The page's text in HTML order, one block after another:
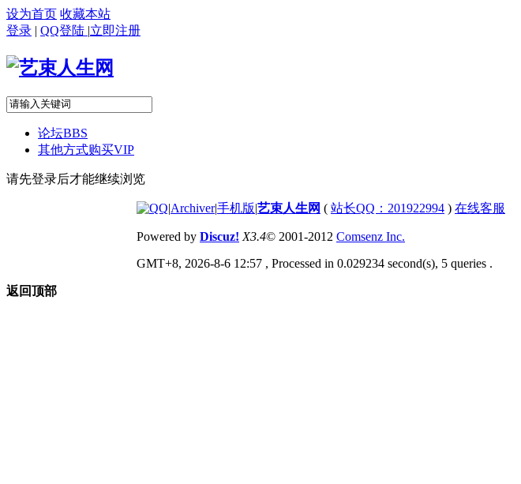
设为首页 收藏本站
登录 | QQ登陆 |立即注册
论坛BBS
其他方式购买VIP
请先登录后才能继续浏览
|Archiver|手机版|艺束人生网 ( 站长QQ：201922994 ) 在线客服
Powered by Discuz! X3.4© 2001-2012 Comsenz Inc.
GMT+8, 2026-8-6 12:57 , Processed in 0.029234 second(s), 5 queries .
返回顶部